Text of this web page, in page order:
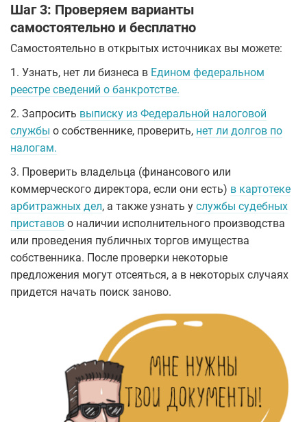
Шаг 3: Проверяем варианты
самостоятельно и бесплатно
Самостоятельно в открытых источниках вы можете:
1. Узнать, нет ли бизнеса в Едином федеральном
реестре сведений о банкротстве.
2. Запросить выписку из Федеральной налоговой
службы о собственнике, проверить, нет ли долгов по
налогам.
3. Проверить владельца (финансового или
коммерческого директора, если они есть) в картотеке
арбитражных дел, а также узнать у службы судебных
приставов о наличии исполнительного производства
или проведения публичных торгов имущества
собственника. После проверки некоторые
предложения могут отсеяться, а в некоторых случаях
придется начать поиск заново.